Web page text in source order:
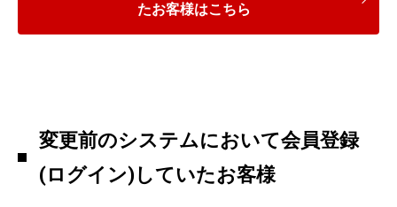
たお客様はこちら
変更前のシステムにおいて会員登録
(ログイン)していたお客様